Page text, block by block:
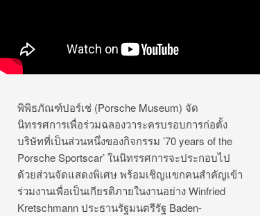
พิพิธภัณฑ์ปอร์เช่ (Porsche Museum) จัด
นิทรรศการเพื่อร่วมฉลองวาระครบรอบการก่อตั้ง
บริษัทที่เป็นส่วนหนึ่งของกิจกรรม ’70 years of the
Porsche Sportscar’ ในนิทรรศการจะประกอบไป
ด้วยส่วนจัดแสดงพิเศษ พร้อมเชิญแขกคนสำคัญเข้า
ร่วมงานเพื่อเป็นเกียรติภายในงานอย่าง Winfried
Kretschmann ประธานรัฐมนตรีรัฐ Baden-